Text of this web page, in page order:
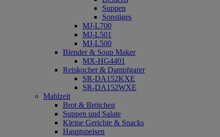
Suppen
Sonstiges
MJ-L700
MJ-L501
MJ-L500
Blender & Soup Maker
MX-HG4401
Reiskocher & Dampfgarer
SR-DA152KXE
SR-DA152WXE
Mahlzeit
Brot & Brötchen
Suppen und Salate
Kleine Gerichte & Snacks
Hauptspeisen